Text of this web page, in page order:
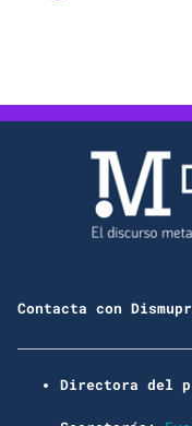
Contacta con
Directora del